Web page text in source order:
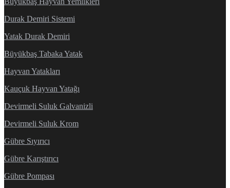
Durak Demiri Sistemi
Yatak Durak Demiri
Büyükbaş Tabaka Yatak
Hayvan Yatakları
Kauçuk Hayvan Yatağı
Devirmeli Suluk Galvanizli
Devirmeli Suluk Krom
Gübre Sıyırıcı
Gübre Karıştırıcı
Gübre Pompası